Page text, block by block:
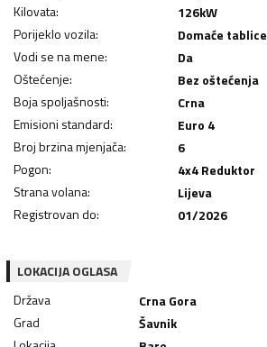
Kilovata: 126kW
Porijeklo vozila:
Domaće tablice
Vodi se na mene:
Da
Oštećenje:
Bez oštećenja
Boja spoljašnosti:
Crna
Emisioni standard:
Euro 4
Broj brzina mjenjača:
6
Pogon:
4x4 Reduktor
Strana volana:
Lijeva
Registrovan do: 01/2026
LOKACIJA OGLASA
Država
Crna Gora
Grad
Šavnik